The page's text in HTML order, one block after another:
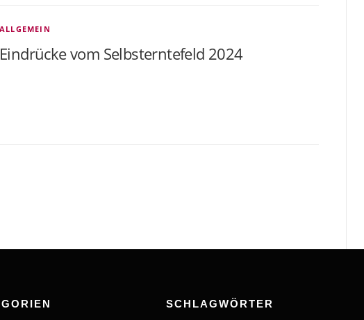
ALLGEMEIN
Eindrücke vom Selbsterntefeld 2024
SCHLAGWÖRTER